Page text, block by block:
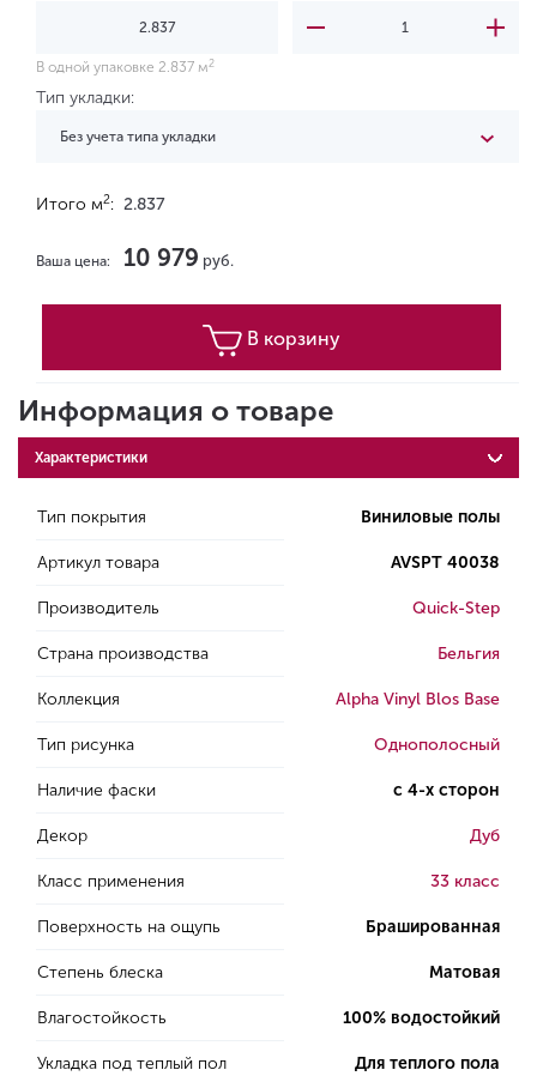
В одной упаковке 2.837 м 2
Тип укладки:
Без учета типа укладки
Итого м2: 2.837
Ваша цена: 10 979 руб.
В корзину
Информация о товаре
Характеристики
Тип покрытия Виниловые полы
Артикул товара AVSPT 40038
Производитель Quick-Step
Страна производства Бельгия
Коллекция Alpha Vinyl Blos Base
Тип рисунка Однополосный
Наличие фаски с 4-х сторон
Декор Дуб
Класс применения 33 класс
Поверхность на ощупь Брашированная
Степень блеска Матовая
Влагостойкость 100% водостойкий
Укладка под теплый пол Для теплого пола